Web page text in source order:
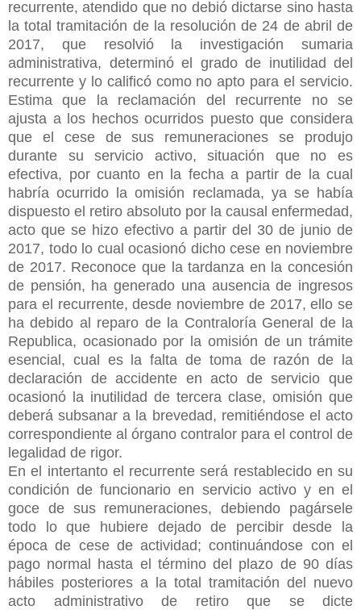
recurrente, atendido que no debió dictarse sino hasta
la total tramitación de la resolución de 24 de abril de
2017, que resolvió la investigación sumaria
administrativa, determinó el grado de inutilidad del
recurrente y lo calificó como no apto para el servicio.
Estima que la reclamación del recurrente no se
ajusta a los hechos ocurridos puesto que considera
que el cese de sus remuneraciones se produjo
durante su servicio activo, situación que no es
efectiva, por cuanto en la fecha a partir de la cual
habría ocurrido la omisión reclamada, ya se había
dispuesto el retiro absoluto por la causal enfermedad,
acto que se hizo efectivo a partir del 30 de junio de
2017, todo lo cual ocasionó dicho cese en noviembre
de 2017. Reconoce que la tardanza en la concesión
de pensión, ha generado una ausencia de ingresos
para el recurrente, desde noviembre de 2017, ello se
ha debido al reparo de la Contraloría General de la
Republica, ocasionado por la omisión de un trámite
esencial, cual es la falta de toma de razón de la
declaración de accidente en acto de servicio que
ocasionó la inutilidad de tercera clase, omisión que
deberá subsanar a la brevedad, remitiéndose el acto
correspondiente al órgano contralor para el control de
legalidad de rigor.
En el intertanto el recurrente será restablecido en su
condición de funcionario en servicio activo y en el
goce de sus remuneraciones, debiendo pagársele
todo lo que hubiere dejado de percibir desde la
época de cese de actividad; continuándose con el
pago normal hasta el término del plazo de 90 días
hábiles posteriores a la total tramitación del nuevo
acto administrativo de retiro que se dicte